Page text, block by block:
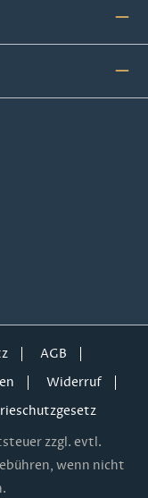
AGB
Widerruf
zzgl. evtl.
wenn nicht